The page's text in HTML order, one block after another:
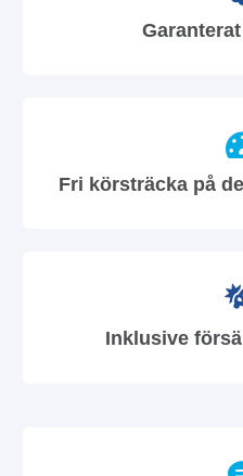
Fri körsträcka på
Inklusive